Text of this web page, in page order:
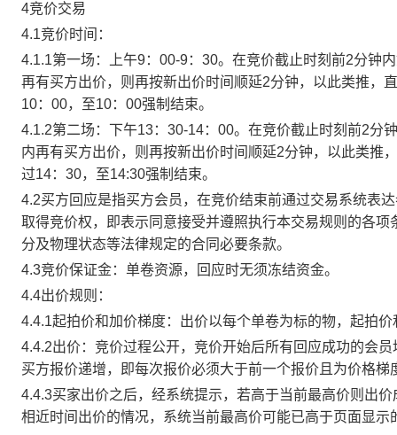
4竞价交易
4.1竞价时间：
4.1.1第一场：上午9：00-9：30。在竞价截止时刻前2分钟
再有买方出价，则再按新出价时间顺延2分钟，以此类推，
10：00，至10：00强制结束。
4.1.2第二场：下午13：30-14：00。在竞价截止时刻前2分
内再有买方出价，则再按新出价时间顺延2分钟，以此类推
过14：30，至14:30强制结束。
4.2买方回应是指买方会员，在竞价结束前通过交易系统表
取得竞价权，即表示同意接受并遵照执行本交易规则的各
分及物理状态等法律规定的合同必要条款。
4.3竞价保证金：单卷资源，回应时无须冻结资金。
4.4出价规则：
4.4.1起拍价和加价梯度：出价以每个单卷为标的物，起拍
4.4.2出价：竞价过程公开，竞价开始后所有回应成功的会
买方报价递增，即每次报价必须大于前一个报价且为价格
4.4.3买家出价之后，经系统提示，若高于当前最高价则出
相近时间出价的情况，系统当前最高价可能已高于页面显示